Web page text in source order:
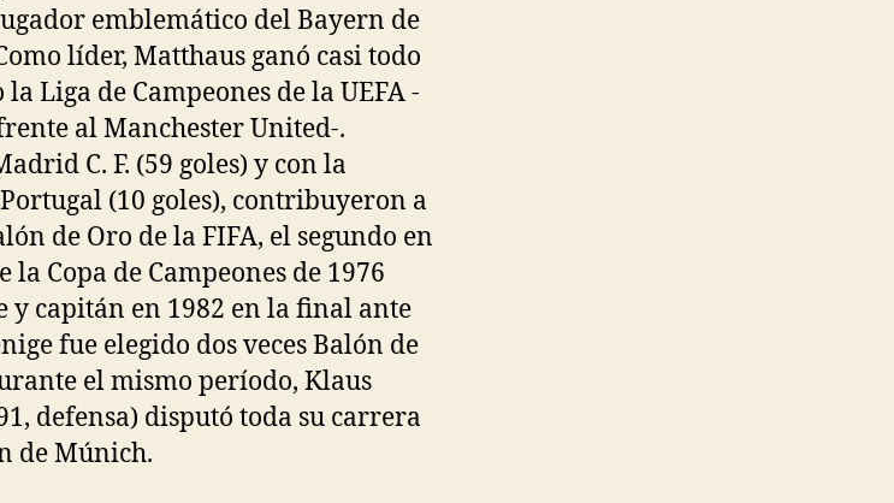
emblemático del Bayern de
líder, Matthaus ganó casi todo
Liga de Campeones de la UEFA -
al Manchester United-.
C. F. (59 goles) y con la
(10 goles), contribuyeron a
de Oro de la FIFA, el segundo en
Copa de Campeones de 1976
y capitán en 1982 en la final ante
fue elegido dos veces Balón de
el mismo período, Klaus
defensa) disputó toda su carrera
de Múnich.